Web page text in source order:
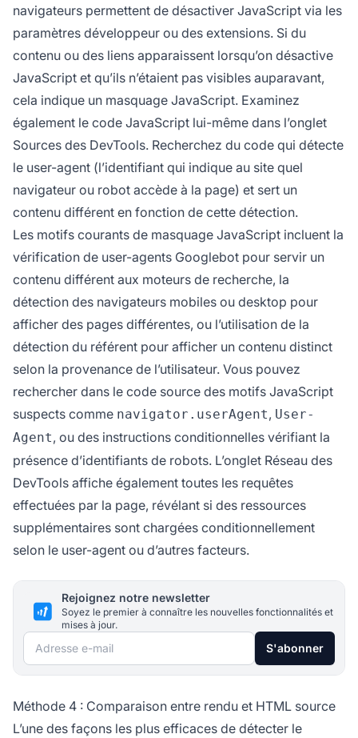
navigateurs permettent de désactiver JavaScript via les
paramètres développeur ou des extensions. Si du
contenu ou des liens apparaissent lorsqu’on désactive
JavaScript et qu’ils n’étaient pas visibles auparavant,
cela indique un masquage JavaScript. Examinez
également le code JavaScript lui-même dans l’onglet
Sources des DevTools. Recherchez du code qui détecte
le user-agent (l’identifiant qui indique au site quel
navigateur ou robot accède à la page) et sert un
contenu différent en fonction de cette détection.
Les motifs courants de masquage JavaScript incluent la
vérification de user-agents Googlebot pour servir un
contenu différent aux moteurs de recherche, la
détection des navigateurs mobiles ou desktop pour
afficher des pages différentes, ou l’utilisation de la
détection du référent pour afficher un contenu distinct
selon la provenance de l’utilisateur. Vous pouvez
rechercher dans le code source des motifs JavaScript
suspects comme navigator.userAgent, User-
Agent, ou des instructions conditionnelles vérifiant la
présence d’identifiants de robots. L’onglet Réseau des
DevTools affiche également toutes les requêtes
effectuées par la page, révélant si des ressources
supplémentaires sont chargées conditionnellement
selon le user-agent ou d’autres facteurs.
Rejoignez notre newsletter
Soyez le premier à connaître les nouvelles fonctionnalités et
mises à jour.
Adresse e-mail S'abonner
Méthode 4 : Comparaison entre rendu et HTML source
L’une des façons les plus efficaces de détecter le